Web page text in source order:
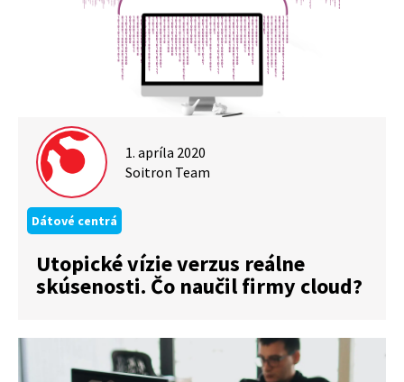
1. apríla 2020
Soitron Team
Dátové centrá
Utopické vízie verzus reálne
skúsenosti. Čo naučil firmy cloud?